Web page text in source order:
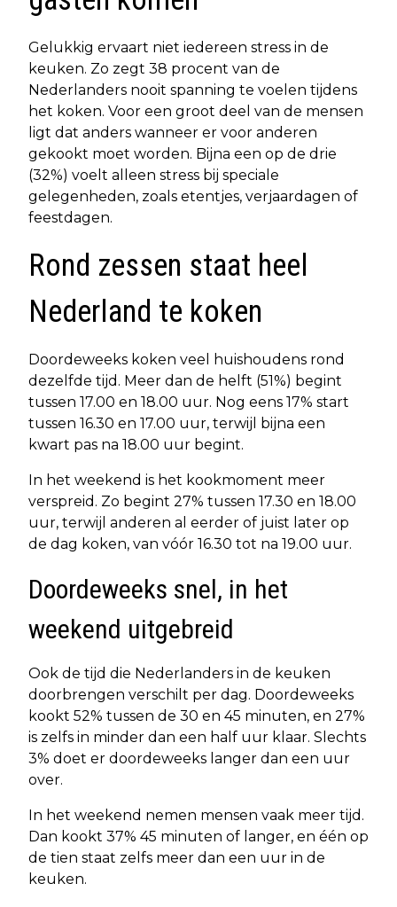
Gelukkig ervaart niet iedereen stress in de
keuken. Zo zegt 38 procent van de
Nederlanders nooit spanning te voelen tijdens
het koken. Voor een groot deel van de mensen
ligt dat anders wanneer er voor anderen
gekookt moet worden. Bijna een op de drie
(32%) voelt alleen stress bij speciale
gelegenheden, zoals etentjes, verjaardagen of
feestdagen.
Rond zessen staat heel
Nederland te koken
Doordeweeks koken veel huishoudens rond
dezelfde tijd. Meer dan de helft (51%) begint
tussen 17.00 en 18.00 uur. Nog eens 17% start
tussen 16.30 en 17.00 uur, terwijl bijna een
kwart pas na 18.00 uur begint.
In het weekend is het kookmoment meer
verspreid. Zo begint 27% tussen 17.30 en 18.00
uur, terwijl anderen al eerder of juist later op
de dag koken, van vóór 16.30 tot na 19.00 uur.
Doordeweeks snel, in het
weekend uitgebreid
Ook de tijd die Nederlanders in de keuken
doorbrengen verschilt per dag. Doordeweeks
kookt 52% tussen de 30 en 45 minuten, en 27%
is zelfs in minder dan een half uur klaar. Slechts
3% doet er doordeweeks langer dan een uur
over.
In het weekend nemen mensen vaak meer tijd.
Dan kookt 37% 45 minuten of langer, en één op
de tien staat zelfs meer dan een uur in de
keuken.